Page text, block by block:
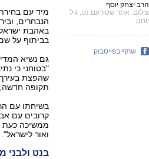
מיד עם
הנבחרים,
באהבת
בביתוף על
גם נשיא
"בטוחני כי
שהפצת בעירך
תקופה
בשיחתו עם
קרובים עם
ממשיכה כעת
ואור לישראל".
בנט ולבני
הרב יצחק יוסף
צילום: אתר שטורעם.נט, גיל
יוחנן
שתף בפייסבוק